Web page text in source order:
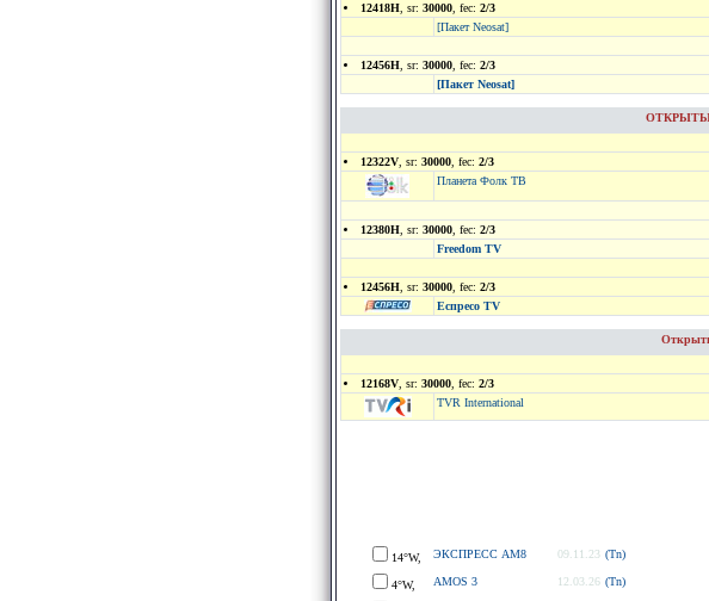
12418H , sr: 30000 , fec: 2/3
[Пакет Neosat]
12456H , sr: 30000 , fec: 2/3
[Пакет Neosat]
12322V , sr: 30000 , fec: 2/3
Планета Фолк ТВ
12380H , sr: 30000 , fec: 2/3
Freedom TV
12456H , sr: 30000 , fec: 2/3
Еспресо TV
12168V , sr: 30000 , fec: 2/3
TVR International
14°W,
ЭКСПРЕСС АМ8 09.11.23 (Tn)
4°W, AMOS 3 12.03.26 (Tn)